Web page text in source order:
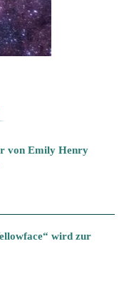
von Emily Henry
wird zur